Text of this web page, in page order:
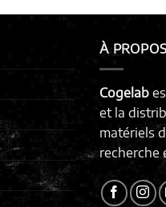
À PROPOS
Cogelab
et la
matériels
recherche